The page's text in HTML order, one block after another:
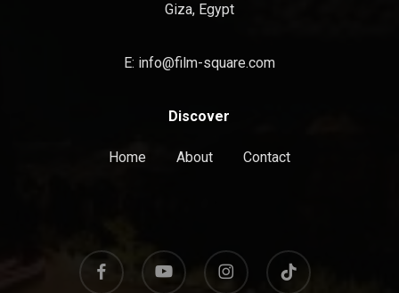
Giza, Egypt
E: info@film-square.com
Discover
Home About Contact
facebook youtube instagram tiktok